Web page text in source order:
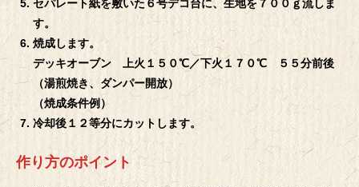
セパレート紙を敷いた６号デコ台に、生地を７００ｇ流しま
す。
焼成します。
デッキオーブン 上火１５０℃／下火１７０℃ ５５分前後
（湯煎焼き、ダンパー開放）
（焼成条件例）
冷却後１２等分にカットします。
作り方のポイント